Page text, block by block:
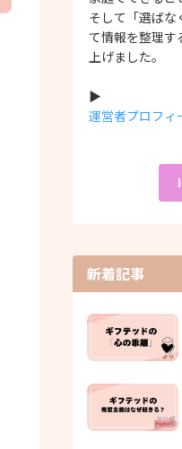
そして「選ばな
て情報を整理す
上げました。
▶
運営者プロフィ
新着記事